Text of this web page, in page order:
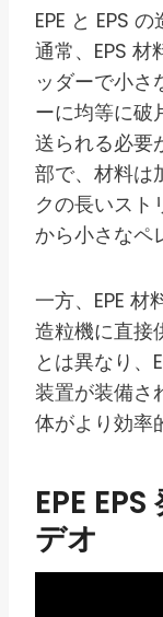
EPE と EPS
通常、EPS 材
ッダーで小さ
ーに均等に破
送られる必要
部で、材料は
クの長いスト
から小さなペ
一方、EPE 材
造粒機に直接
とは異なり、
装置が装備さ
体がより効率
EPE
デオ